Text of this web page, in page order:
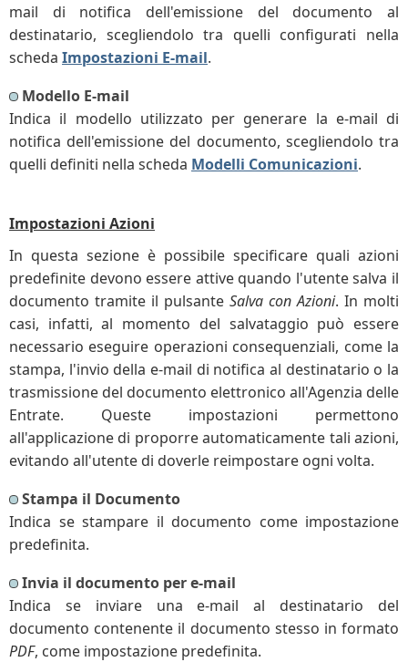
mail di notifica dell'emissione del documento al
destinatario, scegliendolo tra quelli configurati nella
scheda Impostazioni E-mail.
Modello E-mail
Indica il modello utilizzato per generare la e-mail di
notifica dell'emissione del documento, scegliendolo tra
quelli definiti nella scheda Modelli Comunicazioni.
Impostazioni Azioni
In questa sezione è possibile specificare quali azioni
predefinite devono essere attive quando l'utente salva il
documento tramite il pulsante Salva con Azioni. In molti
casi, infatti, al momento del salvataggio può essere
necessario eseguire operazioni consequenziali, come la
stampa, l'invio della e-mail di notifica al destinatario o la
trasmissione del documento elettronico all'Agenzia delle
Entrate. Queste impostazioni permettono
all'applicazione di proporre automaticamente tali azioni,
evitando all'utente di doverle reimpostare ogni volta.
Stampa il Documento
Indica se stampare il documento come impostazione
predefinita.
Invia il documento per e-mail
Indica se inviare una e-mail al destinatario del
documento contenente il documento stesso in formato
PDF, come impostazione predefinita.